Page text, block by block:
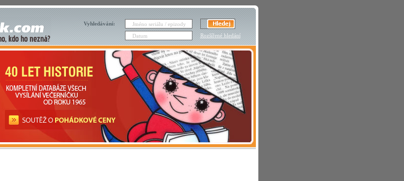
Vyhledávání:
Rozšířené hledání